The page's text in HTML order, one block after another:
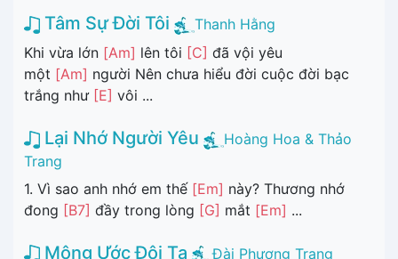
Tâm Sự Đời Tôi
Thanh Hằng
Khi vừa lớn [Am] lên tôi [C] đã vội yêu
một [Am] người Nên chưa hiểu đời cuộc đời bạc
trắng như [E] vôi ...
Lại Nhớ Người Yêu
Hoàng Hoa & Thảo
Trang
1. Vì sao anh nhớ em thế [Em] này? Thương nhớ
đong [B7] đầy trong lòng [G] mắt [Em] ...
Mộng Ước Đôi Ta
Đài Phương Trang